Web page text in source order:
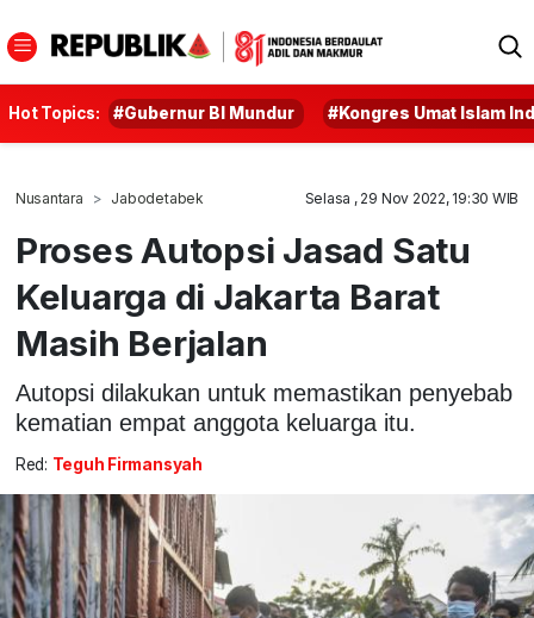
Hot Topics: #Gubernur BI Mundur #Kongres Umat Islam
Nusantara Jabodetabek Selasa , 29 Nov 2022, 19:30 WIB
Proses Autopsi Jasad Satu
Keluarga di Jakarta Barat
Masih Berjalan
Autopsi dilakukan untuk memastikan penyebab
kematian empat anggota keluarga itu.
Red: Teguh Firmansyah